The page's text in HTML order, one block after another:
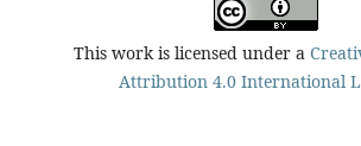
This work is licensed under a
Attribution 4.0 International